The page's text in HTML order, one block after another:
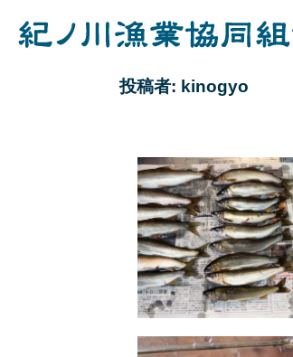
投稿者: kinogyo
ノ
川